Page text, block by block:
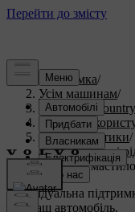
Підтримка/
Усім машинам/
S60 Cross
Посібник
Характеристики/
Технологічні
Моторне
Індивідуальна
про ваш автомобіль.